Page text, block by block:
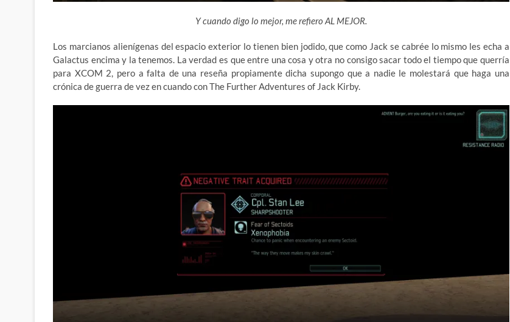
Y cuando digo lo mejor, me refiero AL MEJOR.
Los marcianos alienígenas del espacio exterior lo tienen bien jodido, que como Jack se cabrée lo mismo les echa a
Galactus encima y la tenemos. La verdad es que entre una cosa y otra no consigo sacar todo el tiempo que querría
para XCOM 2, pero a falta de una reseña propiamente dicha supongo que a nadie le molestará que haga una
crónica de guerra de vez en cuando con The Further Adventures of Jack Kirby.